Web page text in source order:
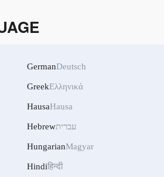
GermanDeutsch
GreekΕλληνικά
HausaHausa
Hebrewעברית
HungarianMagyar
Hindiहिन्दी